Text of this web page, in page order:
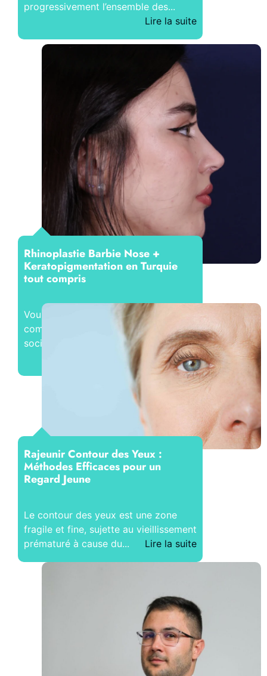
progressivement l’ensemble des...
Lire la suite
Rhinoplastie Barbie Nose +
Keratopigmentation en Turquie
tout compris
Vous avez toujours voulu savoir
comment les filtres des réseaux
sociaux peuvent transformer votre...
Lire la suite
Rajeunir Contour des Yeux :
Méthodes Efficaces pour un
Regard Jeune
Le contour des yeux est une zone
fragile et fine, sujette au vieillissement
prématuré à cause du...
Lire la suite